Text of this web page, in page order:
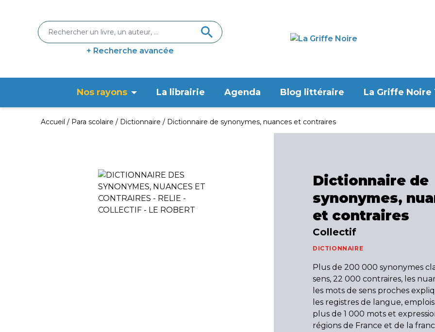
+ Recherche avancée
Nos rayons La librairie Agenda Blog littéraire La Griffe Noire
Accueil Para scolaire Dictionnaire Dictionnaire de synonymes, nuances et contraires
Dictionnaire de
synonymes,
et contraires
Collectif
DICTIONNAIRE
Plus de 200 000 synonymes
sens, 22 000 contraires, les
les mots de sens proches
les registres de langue,
plus de 1 000 mots et
régions de France et de la